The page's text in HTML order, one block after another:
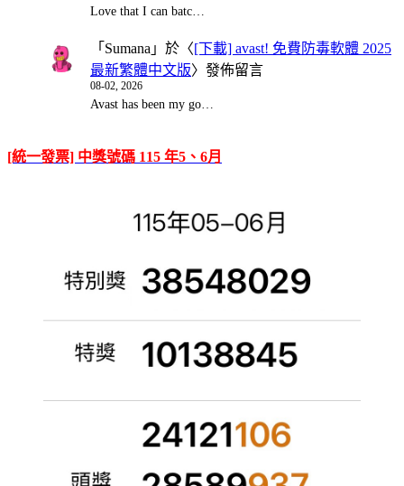
Love that I can batc…
「 Sumana 」於〈[下載] avast! 免費防毒軟體 2025
最新繁體中文版〉發佈留言
08-02, 2026
Avast has been my go…
[統一發票] 中獎號碼 115 年5、6月